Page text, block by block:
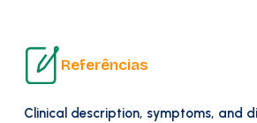
Referências
Clinical description, symptoms, and